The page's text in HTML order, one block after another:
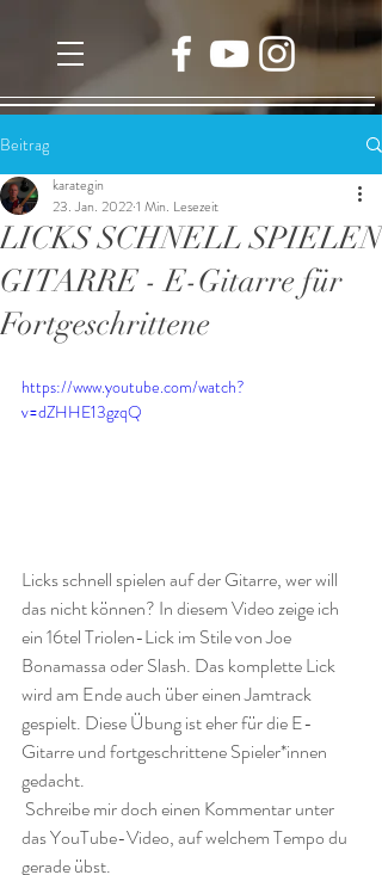
Beitrag
LICKS SCHNELL SPIELEN
GITARRE - E-Gitarre für
Fortgeschrittene
karategin
23. Jan. 20221 Min. Lesezeit
https://www.youtube.com/watch?
v=dZHHE13gzqQ
Licks schnell spielen auf der Gitarre, wer will
das nicht können? In diesem Video zeige ich
ein 16tel Triolen-Lick im Stile von Joe
Bonamassa oder Slash. Das komplette Lick
wird am Ende auch über einen Jamtrack
gespielt. Diese Übung ist eher für die E-
Gitarre und fortgeschrittene Spieler*innen
gedacht.
das YouTube-Video, auf welchem Tempo du
gerade übst.